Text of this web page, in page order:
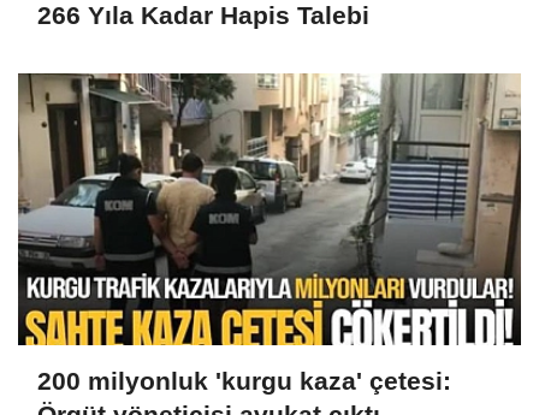
266 Yıla Kadar Hapis Talebi
200 milyonluk 'kurgu kaza' çetesi: